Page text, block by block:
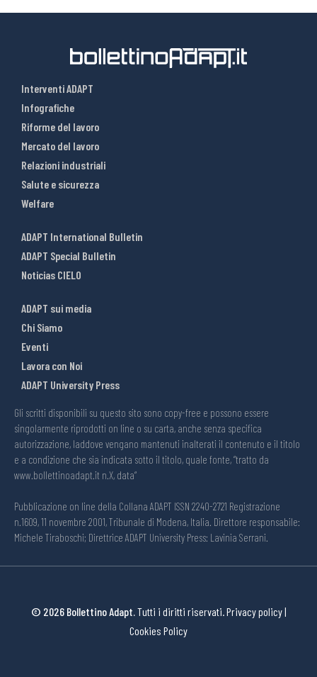
Interventi ADAPT
Infografiche
Riforme del lavoro
Mercato del lavoro
Relazioni industriali
Salute e sicurezza
Welfare
ADAPT International Bulletin
ADAPT Special Bulletin
Noticias CIELO
ADAPT sui media
Chi Siamo
Eventi
Lavora con Noi
ADAPT University Press
Gli scritti disponibili su questo sito sono copy-free e possono essere
singolarmente riprodotti on line o su carta, anche senza specifica
autorizzazione, laddove vengano mantenuti inalterati il contenuto e il titolo
e a condizione che sia indicata sotto il titolo, quale fonte, “tratto da
www.bollettinoadapt.it n.X, data“
Pubblicazione on line della Collana ADAPT ISSN 2240-2721 Registrazione
n.1609, 11 novembre 2001, Tribunale di Modena, Italia. Direttore responsabile:
Michele Tiraboschi; Direttrice ADAPT University Press: Lavinia Serrani.
© 2026 Bollettino Adapt.Tutti i diritti riservati.Privacy policy|
Cookies Policy